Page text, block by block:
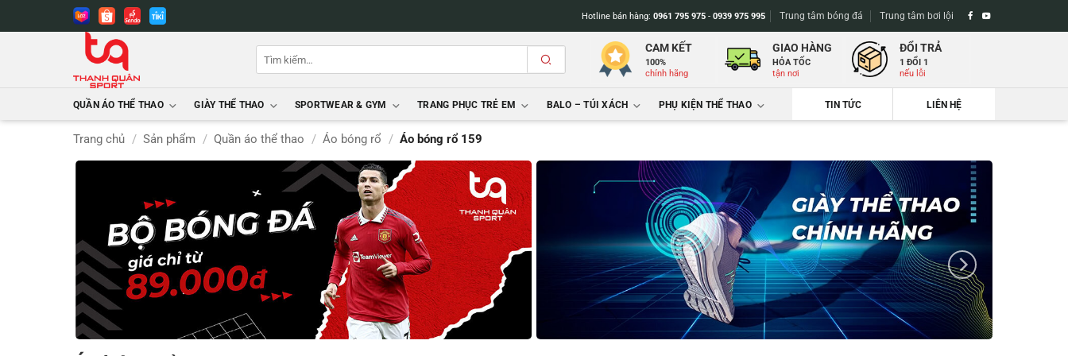
Hotline bán hàng: 0961 795 975- 0939 975 995 Trung tâm bóng đá Trung tâm bơi lội
Tìm
CAM KẾT
100%
chính hãng
GIAO HÀNG
HỎA TỐC
tận nơi
ĐỔI TRẢ
1 ĐỔI 1
nếu lỗi
QUẦN ÁO THỂ THAO GIÀY THỂ THAO SPORTWEAR & GYM TRANG PHỤC TRẺ EM BALO – TÚI XÁCH PHỤ KIỆN THỂ THAO TIN TỨC LIÊN HỆ
Trang chủ / Sản phẩm / Quần áo thể thao / Áo bóng rổ / Áo bóng rổ 159